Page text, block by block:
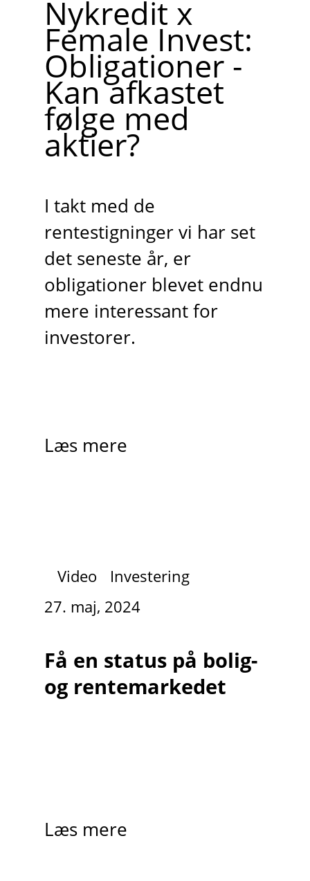
Nykredit x
Female Invest:
Obligationer -
Kan afkastet
følge med
aktier?
I takt med de
rentestigninger vi har set
det seneste år, er
obligationer blevet endnu
mere interessant for
investorer.
Læs mere
Video
Investering
27. maj, 2024
Få en status på bolig-
og rentemarkedet
Læs mere